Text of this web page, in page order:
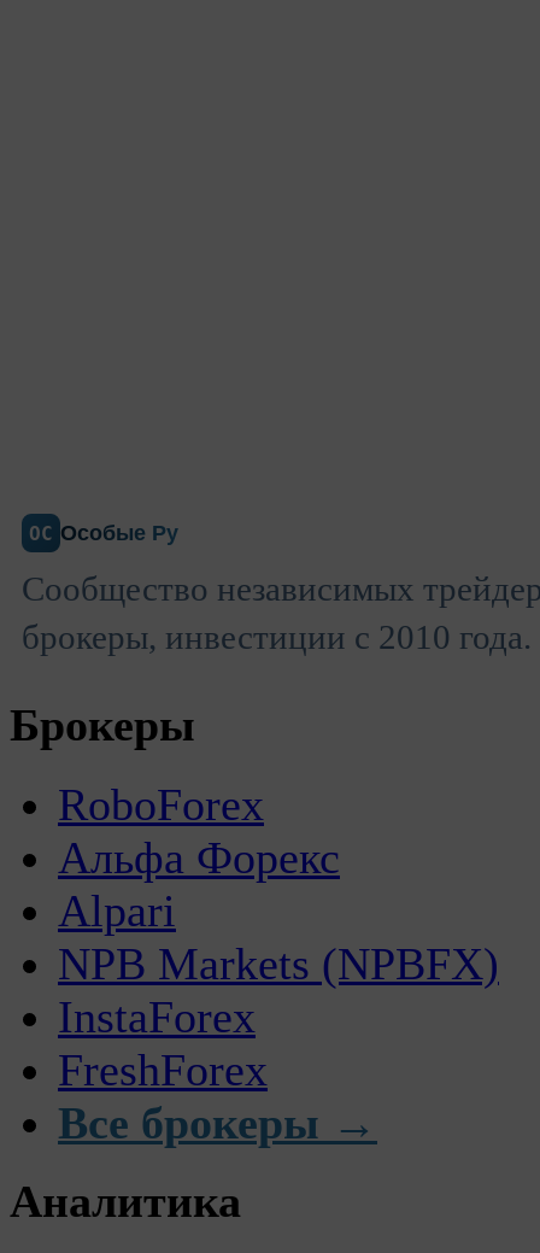
ОС Особые Ру
Сообщество независимых
брокеры, инвестиции с 2010 года.
Брокеры
RoboForex
Альфа Форекс
Alpari
NPB Markets (NPBFX)
InstaForex
FreshForex
Все брокеры →
Аналитика